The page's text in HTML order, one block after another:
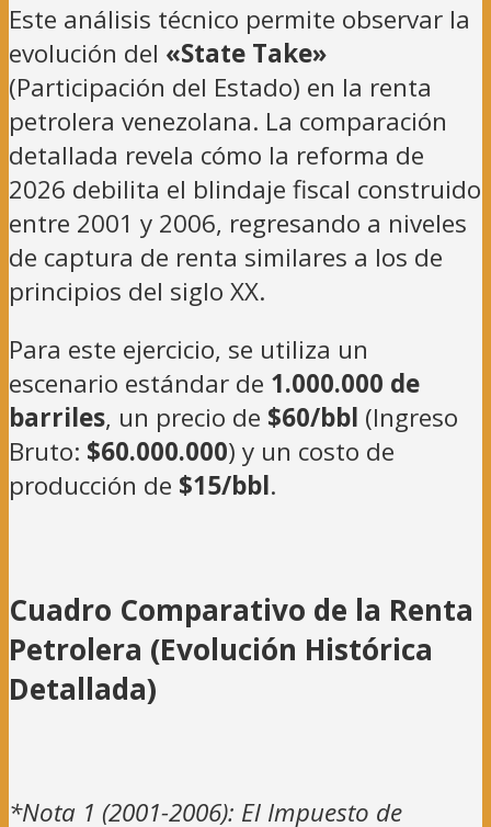
Este análisis técnico permite observar la
evolución del «State Take»
(Participación del Estado) en la renta
petrolera venezolana. La comparación
detallada revela cómo la reforma de
2026 debilita el blindaje fiscal construido
entre 2001 y 2006, regresando a niveles
de captura de renta similares a los de
principios del siglo XX.
Para este ejercicio, se utiliza un
escenario estándar de 1.000.000 de
barriles, un precio de $60/bbl (Ingreso
Bruto: $60.000.000) y un costo de
producción de $15/bbl.
Cuadro Comparativo de la Renta
Petrolera (Evolución Histórica
Detallada)
*Nota 1 (2001-2006): El Impuesto de